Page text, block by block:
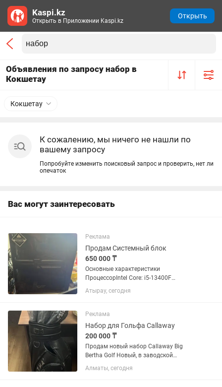
Объявления по запросу набор в
Кокшетау
Кокшетау
К сожалению, мы ничего не нашли по
вашему запросу
Попробуйте изменить поисковый запрос и проверить, нет ли
опечаток
Вас могут заинтересовать
Реклама
Продам Системный блок
650 000 ₸
Основные характеристики
ПроцессорIntel Core: i5-13400F
Поколение процессора: Intel 13th
Количество ядер процессора: 10 ядер
Максимальная частота процессора:
4600...
Атырау, сегодня
Реклама
Набор для Гольфа Callaway
200 000 ₸
Продам новый набор Callaway Big
Bertha Golf Новый, в заводской
упаковке. Полный комплект клюшек
Callaway Big Bertha с фирменной
Алматы, сегодня
Kaspi.kz
Открыть в Приложении Kaspi.kz
Открыть